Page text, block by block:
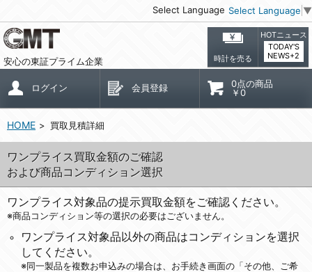
Select Language Select Language ▼
安心の東証プライム企業 時計を売る
HOTニュース
TODAY'S
NEWS+2
ログイン 会員登録
0点の商品
￥0
HOME 買取見積詳細
ワンプライス買取金額のご確認
および商品コンディション選択
ワンプライス対象品の提示買取金額をご確認ください。
※商品コンディション等の選択の必要はございません。
ワンプライス対象品以外の商品はコンディションを選択
してください。
※同一製品を複数お申込みの場合は、お手続き画面の「その他、ご希